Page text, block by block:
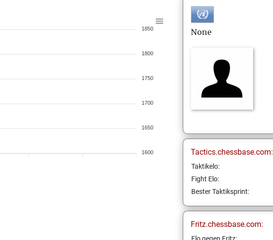
1850
1800
1750
1700
1650
1600
None
Tactics.chessbase.com:
Taktikelo:
Fight Elo:
Bester Taktiksprint:
Fritz.chessbase.com: